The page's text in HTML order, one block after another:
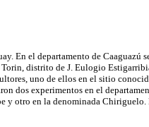
En el departamento de Caaguazú
distrito de J. Eulogio
uno de ellos en el sitio
dos experimentos en el
y otro en la denominada Chiriguelo.